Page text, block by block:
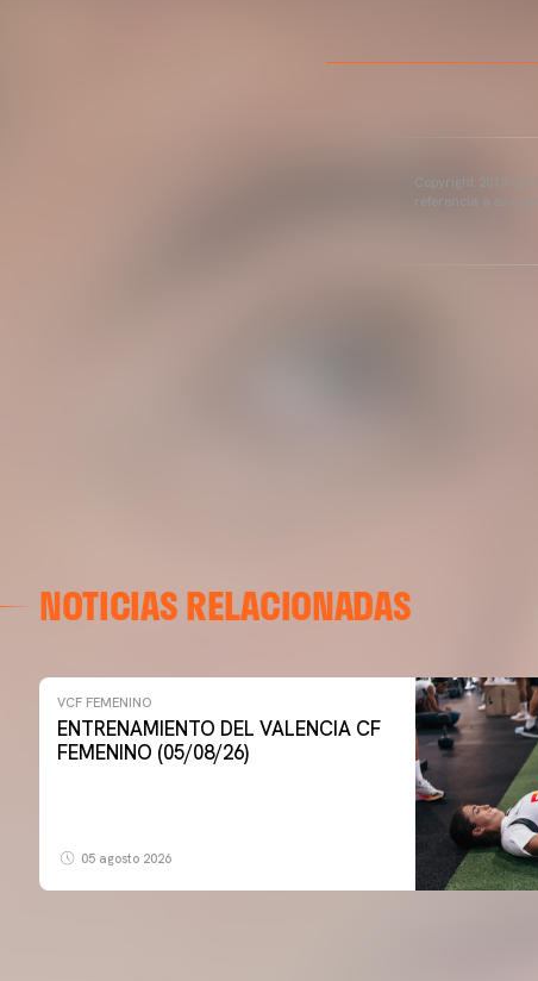
Copyright 2013-
referencia a su
NOTICIAS RELACIONADAS
VCF FEMENINO
ENTRENAMIENTO DEL VALENCIA CF
FEMENINO (05/08/26)
05 agosto 2026